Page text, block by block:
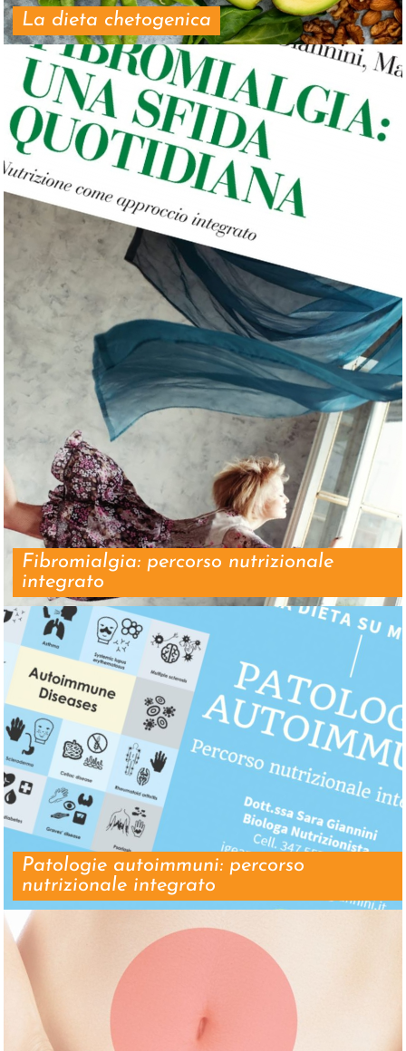
La dieta chetogenica
Fibromialgia: percorso nutrizionale
integrato
Patologie autoimmuni: percorso
nutrizionale integrato